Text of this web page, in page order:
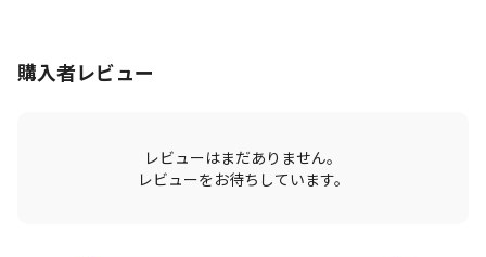
購入者レビュー
レビューはまだありません。
レビューをお待ちしています。